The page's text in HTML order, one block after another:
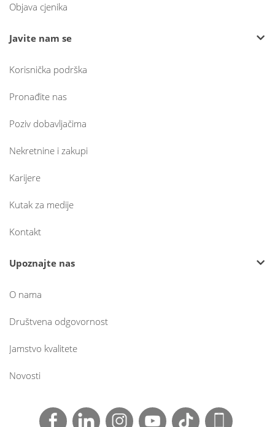
Objava cjenika
Javite nam se
Korisnička podrška
Pronađite nas
Poziv dobavljačima
Nekretnine i zakupi
Karijere
Kutak za medije
Kontakt
Upoznajte nas
O nama
Društvena odgovornost
Jamstvo kvalitete
Novosti